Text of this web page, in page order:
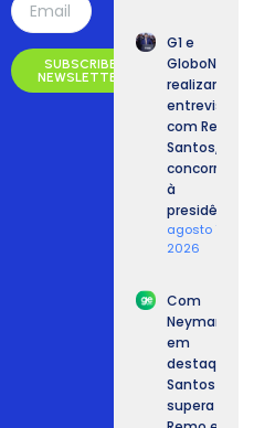
SUBSCRIBE
NEWSLETTER
G1 e
GloboNews
realizam
entrevista
com Renan
Santos,
concorrente
à
presidência.
agosto 7,
2026
Com
Neymar
em
destaque,
Santos
supera o